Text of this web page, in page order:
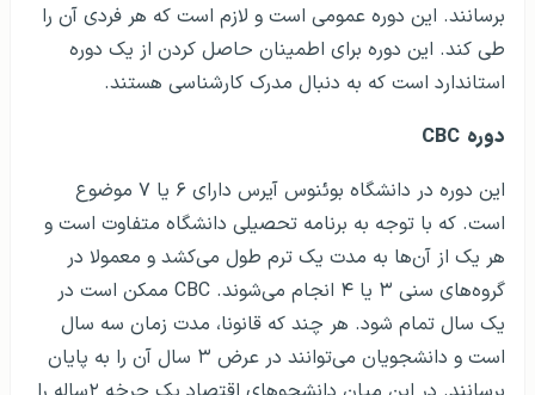
برسانند. این دوره عمومی است و لازم است که هر فردی آن را
طی کند. این دوره برای اطمینان حاصل کردن از یک دوره
استاندارد است که به دنبال مدرک کارشناسی هستند.
دوره CBC
این دوره در دانشگاه بوئنوس آیرس دارای ۶ یا ۷ موضوع
است. که با توجه به برنامه تحصیلی دانشگاه متفاوت است و
هر یک از آن‌ها به مدت یک ترم طول می‌کشد و معمولا در
گروه‌های سنی ۳ یا ۴ انجام می‌شوند. CBC ممکن است در
یک سال تمام شود. هر چند که قانونا، مدت زمان سه سال
است و دانشجویان می‌توانند در عرض ۳ سال آن را به پایان